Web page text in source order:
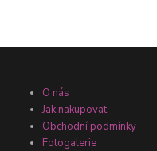
O nás
Jak nakupovat
Obchodní podmínky
Fotogalerie